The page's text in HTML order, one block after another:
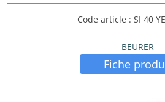
Code article : SI 40
BEURER
Fiche